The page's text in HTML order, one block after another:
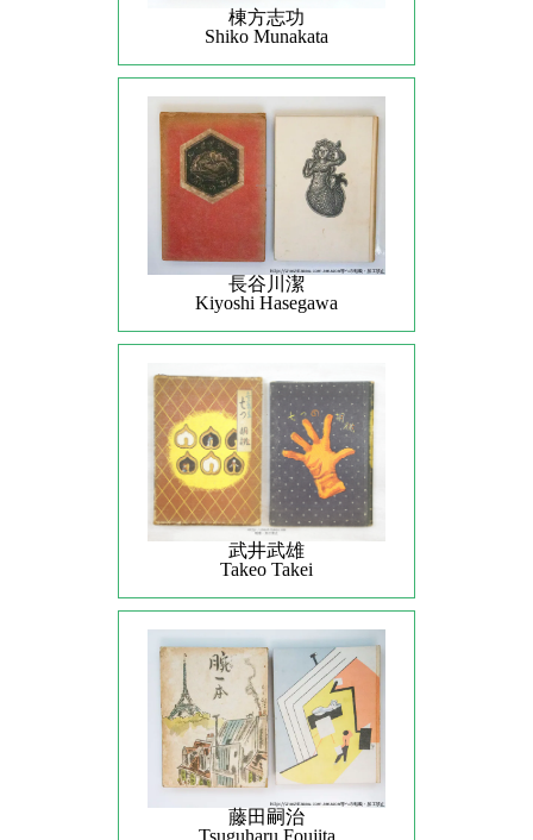
棟方志功
Shiko Munakata
長谷川潔
Kiyoshi Hasegawa
武井武雄
Takeo Takei
藤田嗣治